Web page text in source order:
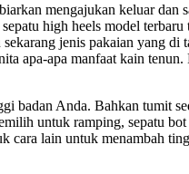
mengajukan keluar
high heels model
jenis pakaian yang
apa-apa manfaat kain
Anda. Bahkan tumit
untuk ramping, sepatu
lain untuk menambah